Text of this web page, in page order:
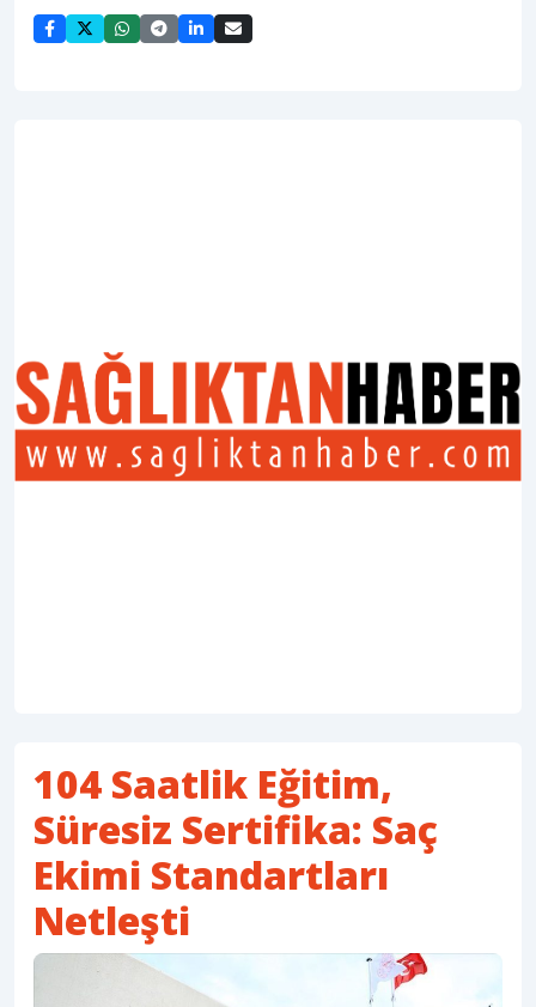
104 Saatlik Eğitim,
Süresiz Sertifika: Saç
Ekimi Standartları
Netleşti